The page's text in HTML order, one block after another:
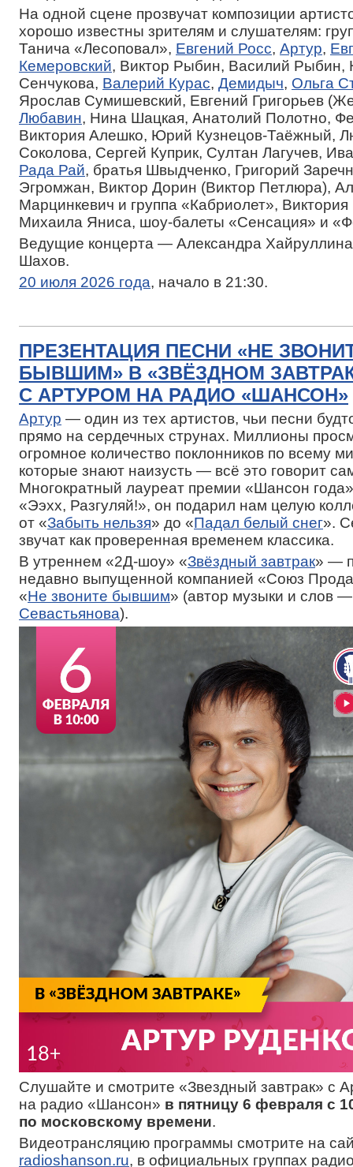
На одной сцене прозвучат композиции
хорошо известны зрителям и слушателям:
Танича «Лесоповал», Евгений Росс, Артур,
Кемеровский, Виктор Рыбин, Василий Рыбин,
Сенчукова, Валерий Курас, Демидыч, Ольга
Ярослав Сумишевский, Евгений Григорьев
Любавин, Нина Шацкая, Анатолий Полотно,
Виктория Алешко, Юрий Кузнецов-Таёжный,
Соколова, Сергей Куприк, Султан Лагучев,
Рада Рай, братья Швыдченко, Григорий
Эгромжан, Виктор Дорин (Виктор Петлюра),
Марцинкевич и группа «Кабриолет»,
Михаила Яниса, шоу-балеты «Сенсация» и
Ведущие концерта — Александра
Шахов.
20 июля 2026 года, начало в 21:30.
ПРЕЗЕНТАЦИЯ ПЕСНИ «НЕ
БЫВШИМ» В «ЗВЁЗДНОМ
С АРТУРОМ НА РАДИО «ШАНСОН»
Артур — один из тех артистов, чьи песни
прямо на сердечных струнах. Миллионы
огромное количество поклонников по всему
которые знают наизусть — всё это говорит
Многократный лауреат премии «Шансон
«Ээхх, Разгуляй!», он подарил нам целую
от «Забыть нельзя» до «Падал белый снег».
звучат как проверенная временем классика.
В утреннем «2Д-шоу» «Звёздный завтрак» —
недавно выпущенной компанией «Союз
«Не звоните бывшим» (автор музыки и слов
Севастьянова).
Слушайте и смотрите «Звездный завтрак» с
на радио «Шансон» в пятницу 6 февраля с
по московскому времени.
Видеотрансляцию программы смотрите на
radioshanson.ru, в официальных группах